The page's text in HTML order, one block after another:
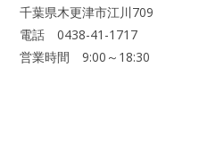
千葉県木更津市江川709
電話 0438-41-1717
営業時間 9:00～18:30